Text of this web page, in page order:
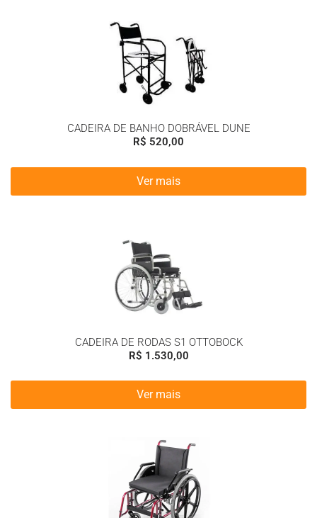
CADEIRA DE BANHO DOBRÁVEL DUNE
R$ 520,00
Ver mais
CADEIRA DE RODAS S1 OTTOBOCK
R$ 1.530,00
Ver mais